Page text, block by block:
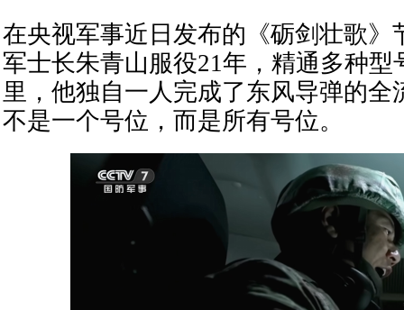
在央视军事近日发布的《砺剑壮歌》
军士长朱青山服役21年，精通多种型
里，他独自一人完成了东风导弹的全
不是一个号位，而是所有号位。